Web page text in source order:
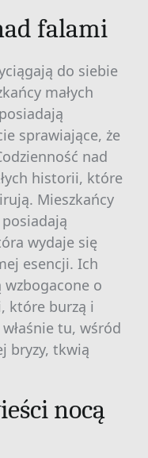
falami
do siebie
małych
sprawiające, że
nad
historii, które
Mieszkańcy
wydaje się
esencji. Ich
wzbogacone o
które burzą i
tu, wśród
bryzy, tkwią
nocą